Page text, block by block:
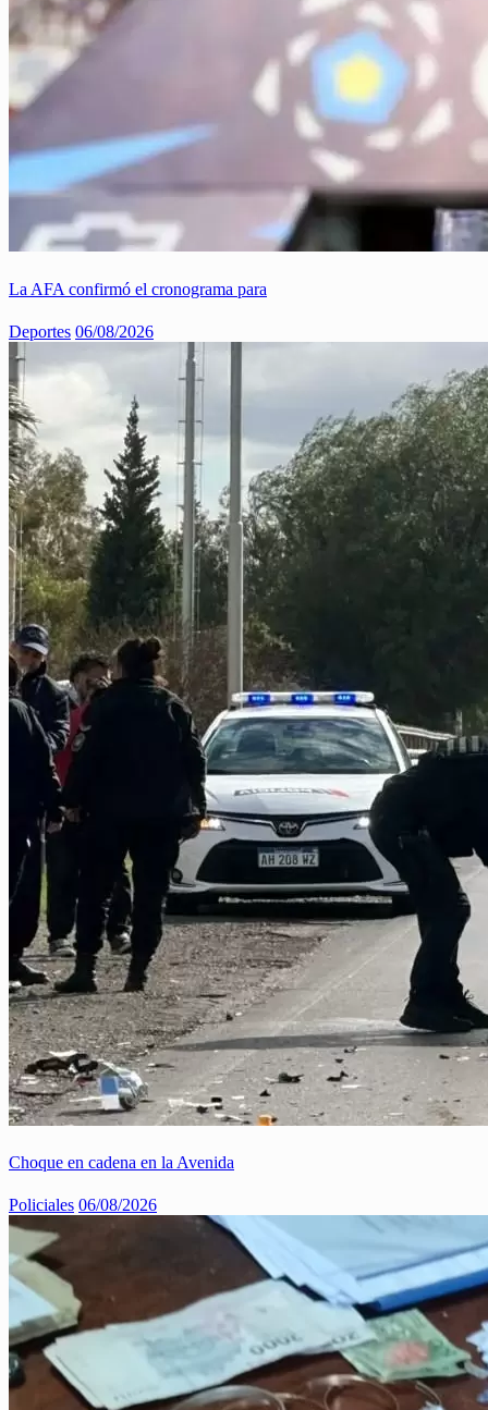
La AFA confirmó el cronograma para
Deportes 06/08/2026
Choque en cadena en la Avenida
Policiales 06/08/2026